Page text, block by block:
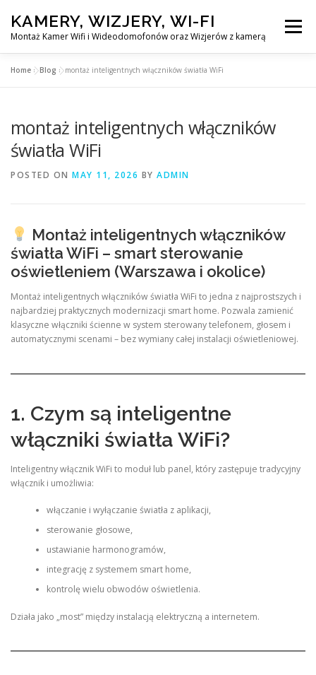
content
KAMERY, WIZJERY, WI-FI
Montaż Kamer Wifi i Wideodomofonów oraz Wizjerów z kamerą
Menu
MONTAŻ WIDEDOMOFONÓW
KONTAKT
EN
Home »Blog »montaż inteligentnych włączników światła WiFi
montaż inteligentnych włączników
światła WiFi
POSTED ON MAY 11, 2026 BY ADMIN
Montaż inteligentnych włączników
światła WiFi – smart sterowanie
oświetleniem (Warszawa i okolice)
Montaż inteligentnych włączników światła WiFi to jedna z najprostszych i
najbardziej praktycznych modernizacji smart home. Pozwala zamienić
klasyczne włączniki ścienne w system sterowany telefonem, głosem i
automatycznymi scenami – bez wymiany całej instalacji oświetleniowej.
1. Czym są inteligentne
włączniki światła WiFi?
Inteligentny włącznik WiFi to moduł lub panel, który zastępuje tradycyjny
włącznik i umożliwia:
włączanie i wyłączanie światła z aplikacji,
sterowanie głosowe,
ustawianie harmonogramów,
integrację z systemem smart home,
kontrolę wielu obwodów oświetlenia.
Działa jako „most” między instalacją elektryczną a internetem.